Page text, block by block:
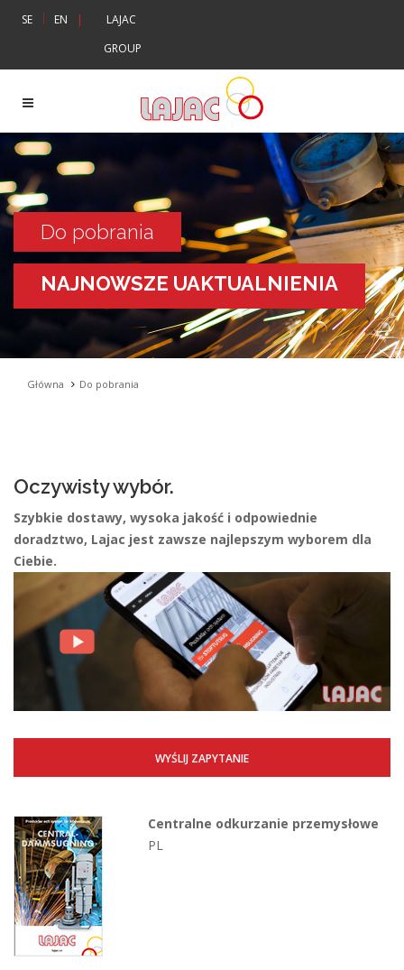
SE | EN |
LAJAC
GROUP
Do pobrania
NAJNOWSZE UAKTUALNIENIA
Główna Do pobrania
Oczywisty wybór.
Szybkie dostawy, wysoka jakość i odpowiednie
doradztwo, Lajac jest zawsze najlepszym wyborem dla
Ciebie.
WYŚLIJ ZAPYTANIE
Centralne odkurzanie przemysłowe
PL